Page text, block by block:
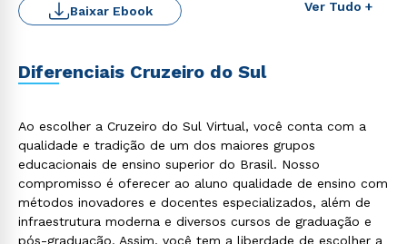
Ver Tudo +
Baixar Ebook
Diferenciais Cruzeiro do Sul
Ao escolher a Cruzeiro do Sul Virtual, você conta com a
qualidade e tradição de um dos maiores grupos
educacionais de ensino superior do Brasil. Nosso
compromisso é oferecer ao aluno qualidade de ensino com
métodos inovadores e docentes especializados, além de
infraestrutura moderna e diversos cursos de graduação e
pós-graduação. Assim, você tem a liberdade de escolher a
Rápido e fácil
WhatsApp
ou